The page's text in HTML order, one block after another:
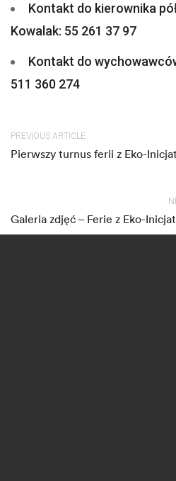
Kontakt do kierownika
Kowalak: 55 261 37 97
Kontakt do
511 360 274
PREVIOUS ARTICLE
Pierwszy turnus ferii z Eko-
Galeria zdjęć – Ferie z Eko-